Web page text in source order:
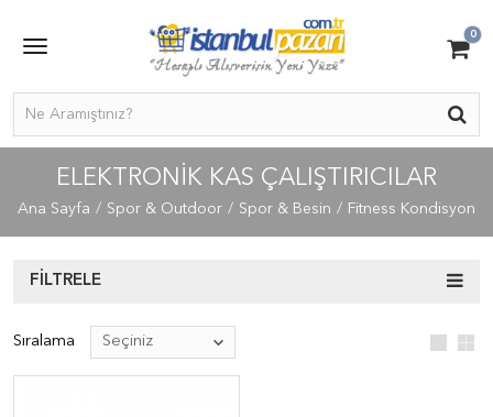
0
ELEKTRONIK KAS ÇALIŞTIRICILAR
Ana Sayfa Spor & Outdoor Spor & Besin Fitness Kondisyon
FILTRELE
Sıralama